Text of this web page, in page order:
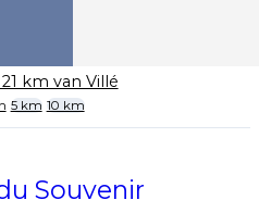
km van Villé
5 km 10 km
Souvenir